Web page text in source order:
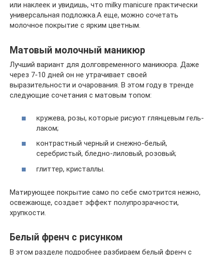
или наклеек и увидишь, что milky manicure практически
универсальная подложка.А еще, можно сочетать
молочное покрытие с ярким цветным.
Матовый молочный маникюр
Лучший вариант для долговременного маникюра. Даже
через 7-10 дней он не утрачивает своей
выразительности и очарования. В этом году в тренде
следующие сочетания с матовым топом:
кружева, розы, которые рисуют глянцевым гель-
лаком;
контрастный черный и снежно-белый,
серебристый, бледно-лиловый, розовый;
глиттер, кристаллы.
Матирующее покрытие само по себе смотрится нежно,
освежающе, создает эффект полупрозрачности,
хрупкости.
Белый френч с рисунком
В этом разделе подробнее разбираем белый френч с